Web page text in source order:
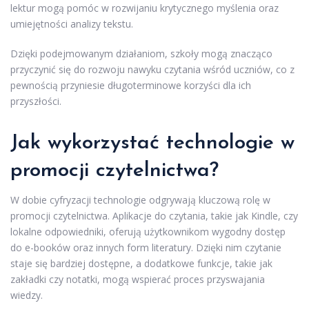
lektur mogą pomóc w rozwijaniu krytycznego myślenia oraz
umiejętności analizy tekstu.
Dzięki podejmowanym działaniom, szkoły mogą znacząco
przyczynić się do rozwoju nawyku czytania wśród uczniów, co z
pewnością przyniesie długoterminowe korzyści dla ich
przyszłości.
Jak wykorzystać technologie w
promocji czytelnictwa?
W dobie cyfryzacji technologie odgrywają kluczową rolę w
promocji czytelnictwa. Aplikacje do czytania, takie jak Kindle, czy
lokalne odpowiedniki, oferują użytkownikom wygodny dostęp
do e-booków oraz innych form literatury. Dzięki nim czytanie
staje się bardziej dostępne, a dodatkowe funkcje, takie jak
zakładki czy notatki, mogą wspierać proces przyswajania
wiedzy.